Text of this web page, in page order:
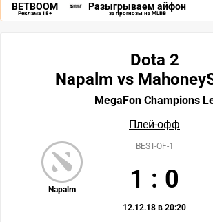
BETBOOM
Реклама 18+
Разыгрываем айфон
за прогнозы на MLBB
Dota 2
Napalm vs
MegaFon Champions
Плей-офф
Napalm
BEST-OF-1
1 : 0
12.12.18 в 20:20